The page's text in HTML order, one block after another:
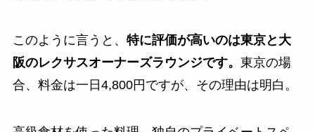
このように言うと、 特に評価が高いのは東京と大
阪のレクサスオーナーズラウンジです。 東京の場
合、料金は一日4,800円ですが、その理由は明白。